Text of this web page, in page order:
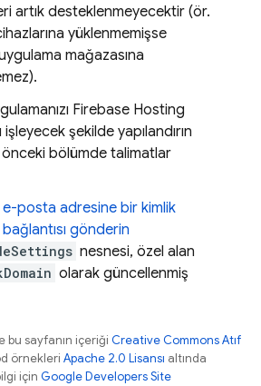
artık desteklenmeyecektir (ör.
yüklenmemişse
mağazasına
Firebase Hosting
işleyecek şekilde yapılandırın
önceki bölümde talimatlar
e-posta adresine bir kimlik
gönderin
nesnesi, özel alan
olarak güncellenmiş
bu sayfanın içeriği Creative Commons Atıf
örnekleri Apache 2.0 Lisansı altında
için Google Developers Site